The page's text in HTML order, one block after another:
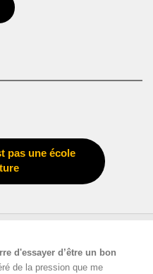
pas une école
d'essayer d’être un bon
de la pression que me